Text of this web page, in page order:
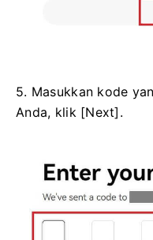
5. Masukkan kode
Anda, klik [Next].